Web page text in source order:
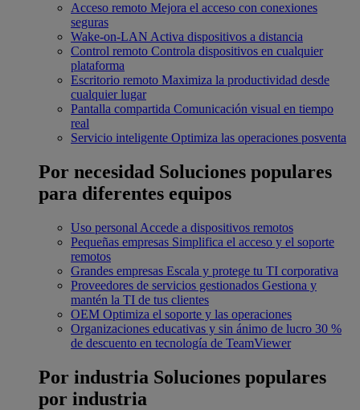
Acceso remoto Mejora el acceso con conexiones
seguras
Wake-on-LAN Activa dispositivos a distancia
Control remoto Controla dispositivos en cualquier
plataforma
Escritorio remoto Maximiza la productividad desde
cualquier lugar
Pantalla compartida Comunicación visual en tiempo
real
Servicio inteligente Optimiza las operaciones posventa
Por necesidad Soluciones populares
para diferentes equipos
Uso personal Accede a dispositivos remotos
Pequeñas empresas Simplifica el acceso y el soporte
remotos
Grandes empresas Escala y protege tu TI corporativa
Proveedores de servicios gestionados Gestiona y
mantén la TI de tus clientes
OEM Optimiza el soporte y las operaciones
Organizaciones educativas y sin ánimo de lucro 30 %
de descuento en tecnología de TeamViewer
Por industria Soluciones populares
por industria